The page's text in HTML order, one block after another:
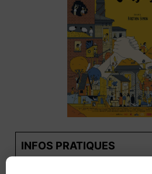
INFOS PRATIQUES